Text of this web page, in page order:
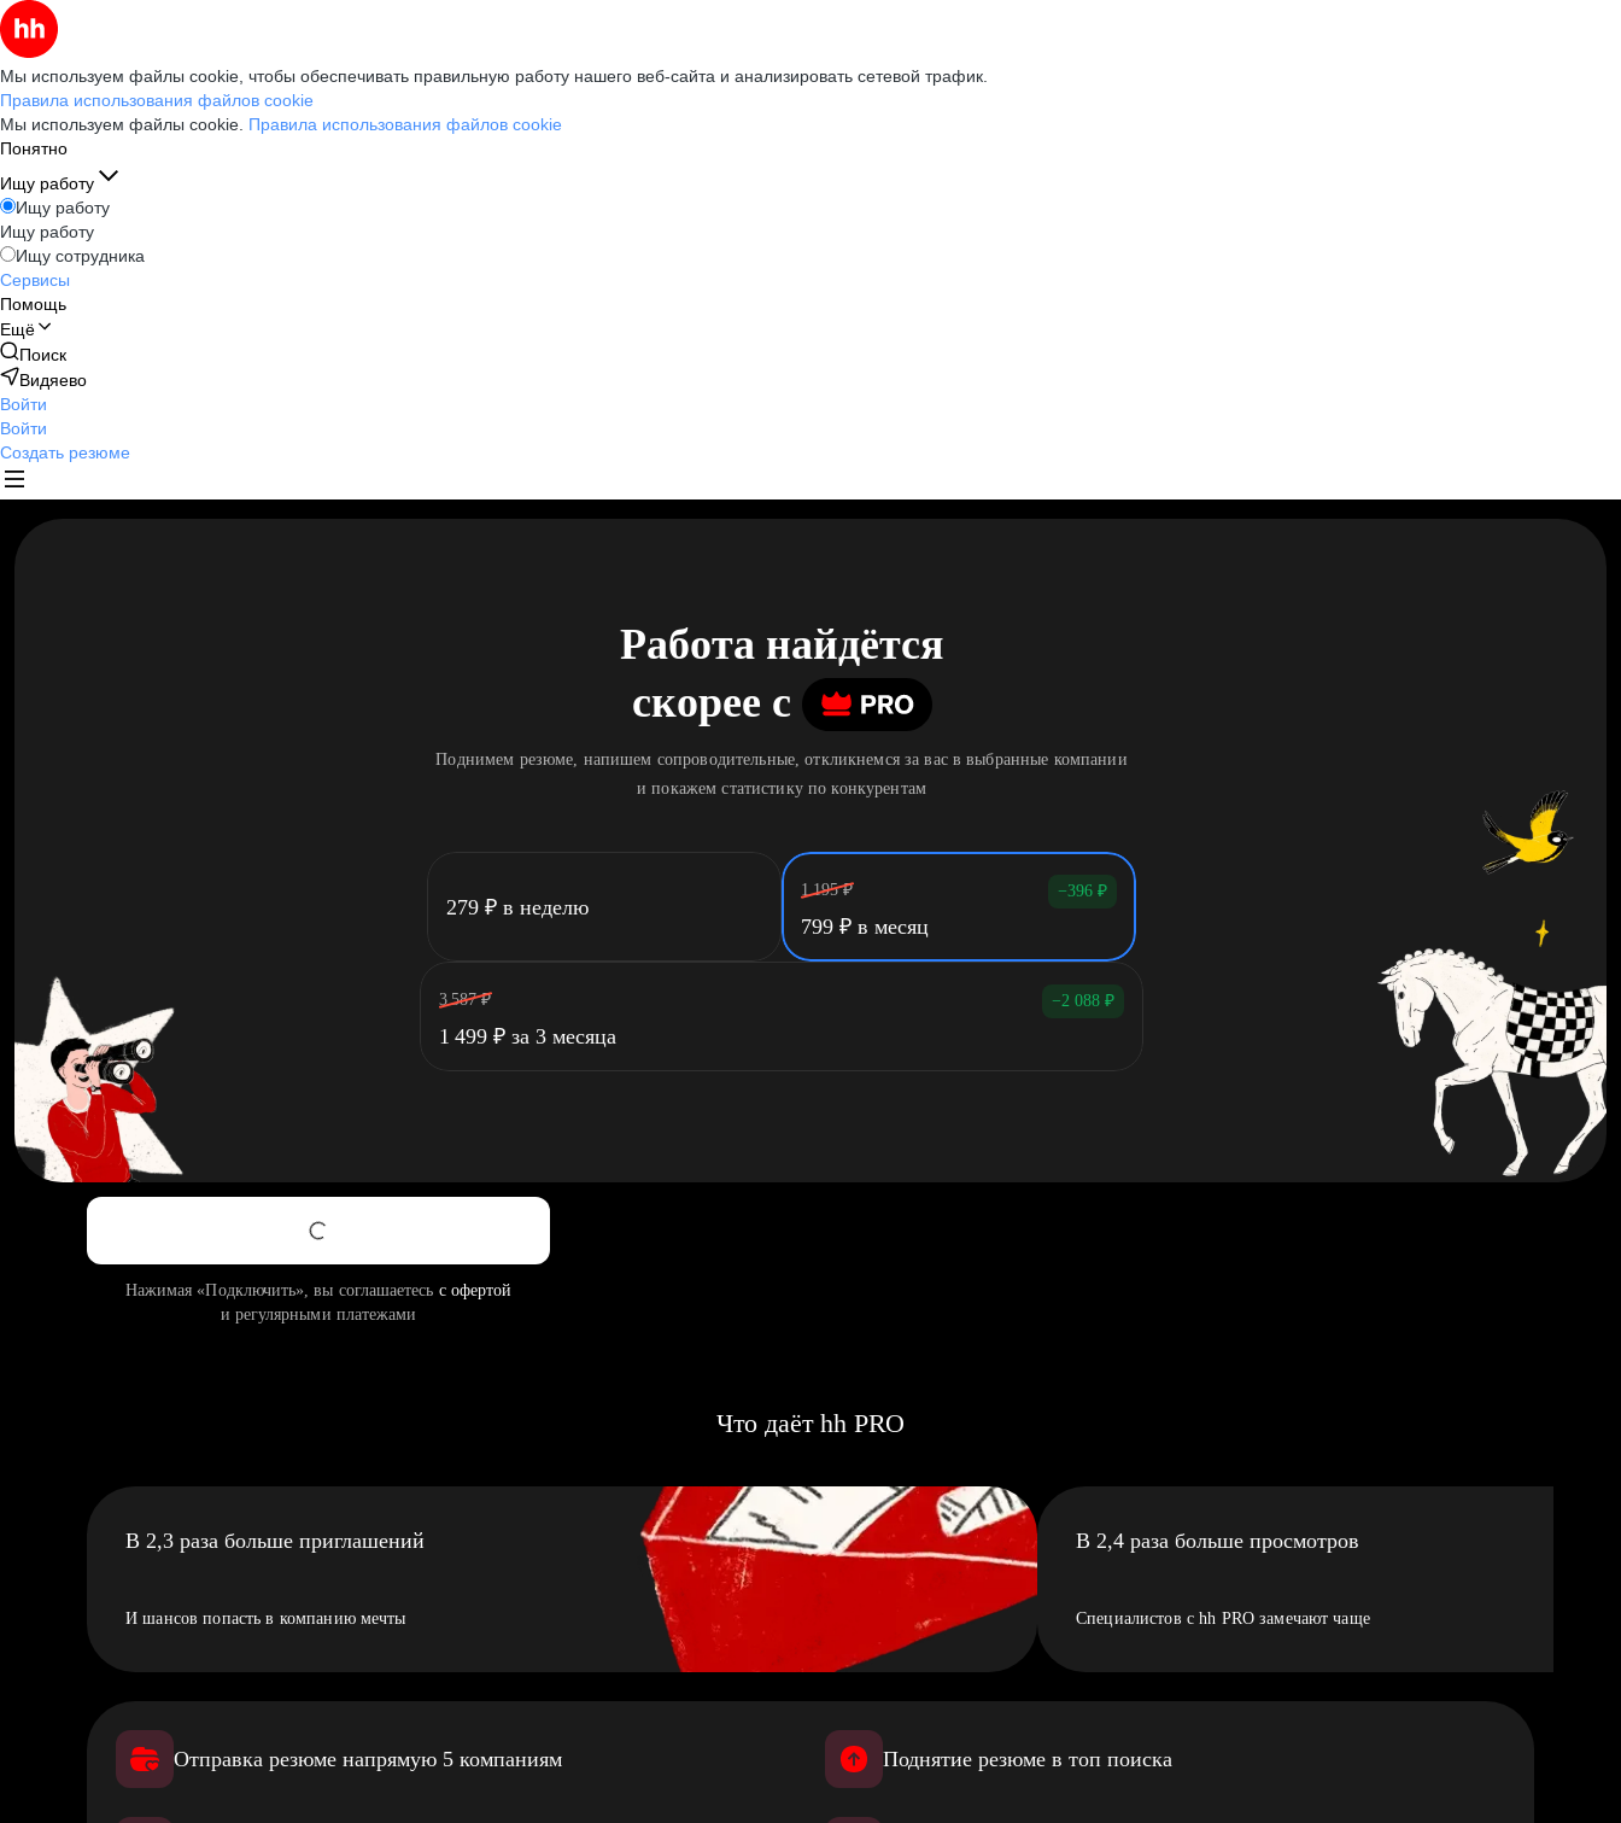
Мы используем файлы cookie, чтобы обеспечивать правильную работу нашего веб-сайта и анализировать сетевой трафик.
Правила использования файлов cookie
Мы используем файлы cookie. Правила использования файлов cookie
Понятно
Ищу работу
Ищу работу
Ищу работу
Ищу сотрудника
Сервисы
Помощь
Ещё
Поиск
Видяево
Войти
Войти
Создать резюме
Работа найдётся
скорее c
Поднимем резюме, напишем сопроводительные, откликнемся за вас в выбранные компании
и покажем статистику по конкурентам
279 ₽ в неделю
1 195 ₽ −396 ₽
799 ₽ в месяц
3 587 ₽ −2 088 ₽
1 499 ₽ за 3 месяца
Нажимая «Подключить», вы соглашаетесь с офертой
и регулярными платежами
Что даёт hh PRO
В 2,3 раза больше приглашений
И шансов попасть в компанию мечты
В 2,4 раза больше просмотров
Специалистов с hh PRO замечают чаще
Отправка резюме напрямую 5 компаниям Поднятие резюме в топ поиска